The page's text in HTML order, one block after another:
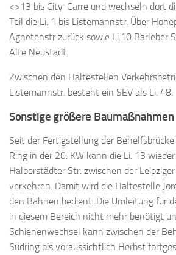
<>13 bis City-Carre und wechseln dort
Teil die Li. 1 bis Listemannstr. Über
Agnetenstr zurück sowie Li.10 Barleber
Alte Neustadt.
Zwischen den Haltestellen
Listemannstr. besteht ein SEV als Li. 48.
Sonstige größere Baumaßnahmen
Seit der Fertigstellung der
Ring in der 20. KW kann die Li. 13
Halberstädter Str. zwischen der
verkehren. Damit wird die Haltestelle
den Bahnen bedient. Die Umleitung für
in diesem Bereich nicht mehr benötigt
Schienenwechsel kann zwischen der
Südring bis voraussichtlich Herbst